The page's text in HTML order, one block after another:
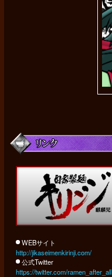
WEBサイト
http://jikaseimenkirinji.com/
公式Twitter
https://twitter.com/ramen_after_all